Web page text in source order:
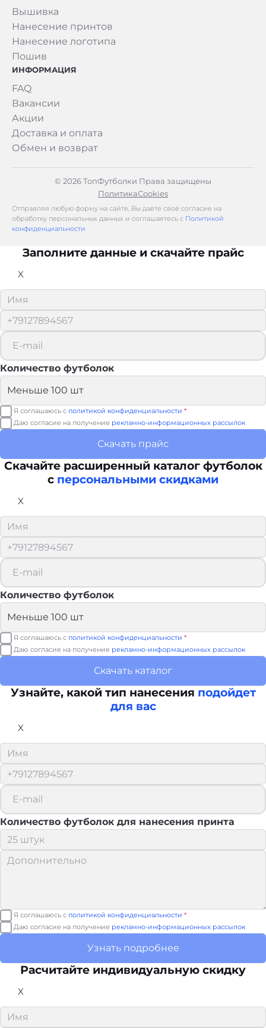
Вышивка
Нанесение принтов
Нанесение логотипа
Пошив
ИНФОРМАЦИЯ
FAQ
Вакансии
Акции
Доставка и оплата
Обмен и возврат
© 2026 ТопФутболки Права защищены
ПолитикаCookies
Отправляя любую форму на сайте, Вы даёте своё согласие на
обработку персональных данных и соглашаетесь с Политикой
конфиденциальности
Заполните данные и скачайте прайс
X
Количество футболок
Я соглашаюсь с политикой конфиденциальности *
Даю согласие на получение рекламно-информационных рассылок
Скачать прайс
Скачайте расширенный каталог футболок
с персональными скидками
X
Количество футболок
Я соглашаюсь с политикой конфиденциальности *
Даю согласие на получение рекламно-информационных рассылок
Скачать каталог
Узнайте, какой тип нанесения подойдет
для вас
X
Количество футболок для нанесения принта
Я соглашаюсь с политикой конфиденциальности *
Даю согласие на получение рекламно-информационных рассылок
Узнать подробнее
Расчитайте индивидуальную скидку
X